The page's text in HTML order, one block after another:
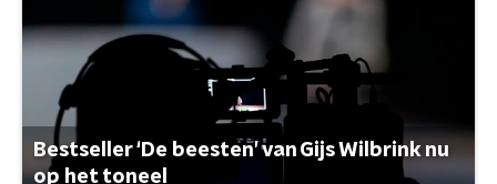
Bestseller ‘De beesten’ van Gijs Wilbrink nu
op het toneel